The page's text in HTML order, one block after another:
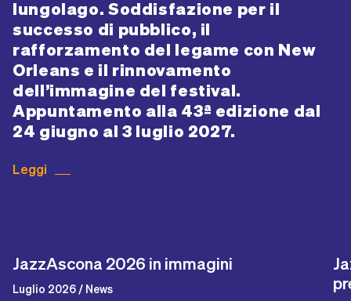
lungolago. Soddisfazione per il
successo di pubblico, il
rafforzamento del legame con New
Orleans e il rinnovamento
dell’immagine del festival.
Appuntamento alla 43ª edizione dal
24 giugno al 3 luglio 2027.
Leggi
JazzAscona 2026 in immagini
Luglio 2026 / News